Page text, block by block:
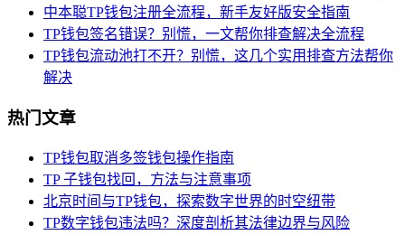
中本聪TP钱包注册全流程，新手友好版安全指南
TP钱包签名错误？别慌，一文帮你排查解决全流程
TP钱包流动池打不开？别慌，这几个实用排查方法帮你
解决
热门文章
TP钱包取消多签钱包操作指南
TP 子钱包找回，方法与注意事项
北京时间与TP钱包，探索数字世界的时空纽带
TP数字钱包违法吗？深度剖析其法律边界与风险